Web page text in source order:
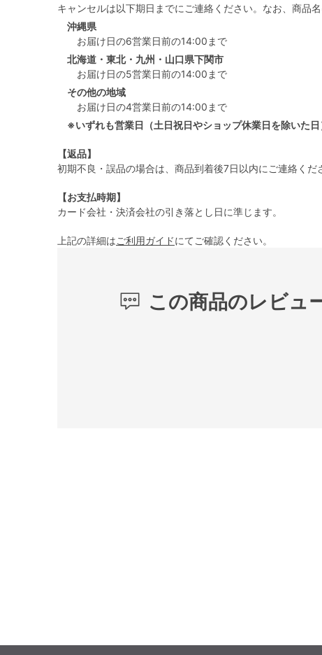
キャンセルは以下期日までにご連絡ください。なお、商品
沖縄県
お届け日の6営業日前の14:00まで
北海道・東北・九州・山口県下関市
お届け日の5営業日前の14:00まで
その他の地域
お届け日の4営業日前の14:00まで
※いずれも営業日（土日祝日やショップ休業日を除いた日
【返品】
初期不良・誤品の場合は、商品到着後7日以内にご連絡く
【お支払時期】
カード会社・決済会社の引き落とし日に準じます。
上記の詳細はご利用ガイドにてご確認ください。
この商品のレビュ